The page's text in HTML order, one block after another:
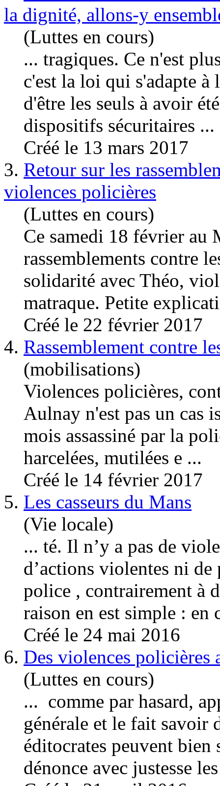
la dignité, allons-y
(Luttes en cours)
... tragiques. Ce n'est
c'est la loi qui s'adapte
d'être les seuls à avoir
dispositifs sécuritaires ...
Créé le 13 mars 2017
3. Retour sur les
violences policières
(Luttes en cours)
Ce samedi 18 février au
rassemblements contre
solidarité avec Théo,
matraque. Petite
Créé le 22 février 2017
4. Rassemblement contre
(mobilisations)
Violences policières,
Aulnay n'est pas un
mois assassiné par la
harcelées, mutilées e ...
Créé le 14 février 2017
5. Les casseurs du Mans
(Vie locale)
... té. Il n’y a pas de
d’actions violentes ni
police , contrairement à
raison en est simple : en
Créé le 24 mai 2016
6. Des violences policières
(Luttes en cours)
... comme par hasard,
générale et le fait savoir
éditocrates peuvent
dénonce avec justesse le